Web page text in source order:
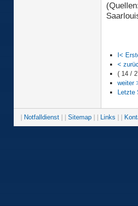
I<
<
( 14 /
weiter
Letzte
Notfalldienst Sitemap Links